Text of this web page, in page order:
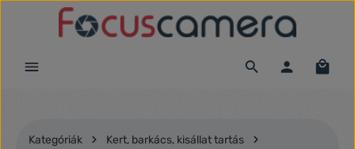
Ugrás a fő tartalomra
Kategóriák
Kert, barkács, kisállat tartás